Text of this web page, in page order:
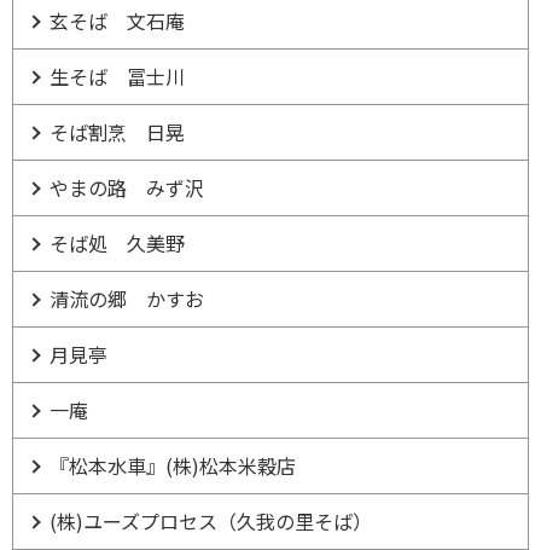
玄そば 文石庵
生そば 冨士川
そば割烹 日晃
やまの路 みず沢
そば処 久美野
清流の郷 かすお
月見亭
一庵
『松本水車』(株)松本米穀店
(株)ユーズプロセス（久我の里そば）